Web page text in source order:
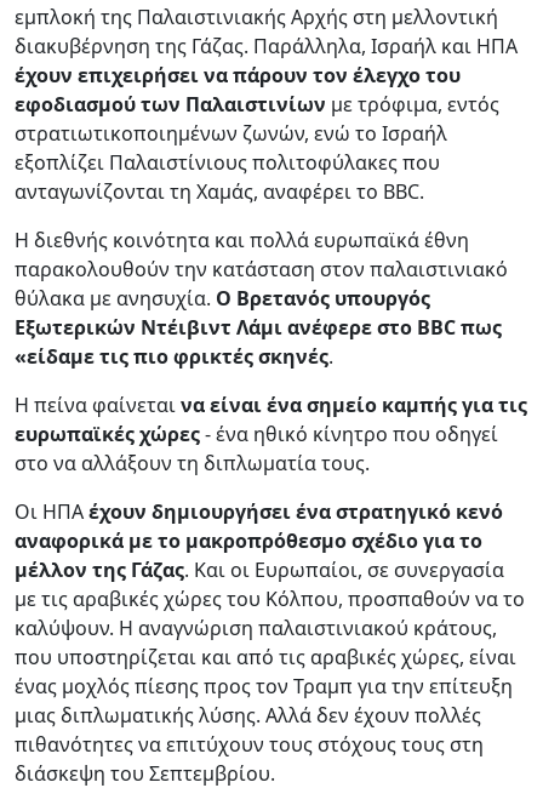
εμπλοκή της Παλαιστινιακής Αρχής στη μελλοντική
διακυβέρνηση της Γάζας. Παράλληλα, Ισραήλ και ΗΠΑ
έχουν επιχειρήσει να πάρουν τον έλεγχο του
εφοδιασμού των Παλαιστινίων με τρόφιμα, εντός
στρατιωτικοποιημένων ζωνών, ενώ το Ισραήλ
εξοπλίζει Παλαιστίνιους πολιτοφύλακες που
ανταγωνίζονται τη Χαμάς, αναφέρει το BBC.
Η διεθνής κοινότητα και πολλά ευρωπαϊκά έθνη
παρακολουθούν την κατάσταση στον παλαιστινιακό
θύλακα με ανησυχία. Ο Βρετανός υπουργός
Εξωτερικών Ντέιβιντ Λάμι ανέφερε στο BBC πως
«είδαμε τις πιο φρικτές σκηνές.
Η πείνα φαίνεταινα είναι ένα σημείο καμπής για τις
ευρωπαϊκές χώρες- ένα ηθικό κίνητρο που οδηγεί
στο να αλλάξουν τη διπλωματία τους.
Οι ΗΠΑέχουν δημιουργήσει ένα στρατηγικό κενό
αναφορικά με το μακροπρόθεσμο σχέδιο για το
μέλλον της Γάζας. Και οι Ευρωπαίοι, σε συνεργασία
με τις αραβικές χώρες του Κόλπου, προσπαθούν να το
καλύψουν. Η αναγνώριση παλαιστινιακού κράτους,
που υποστηρίζεται και από τις αραβικές χώρες, είναι
ένας μοχλός πίεσης προς τον Τραμπ για την επίτευξη
μιας διπλωματικής λύσης. Αλλά δεν έχουν πολλές
πιθανότητες να επιτύχουν τους στόχους τους στη
διάσκεψη του Σεπτεμβρίου.